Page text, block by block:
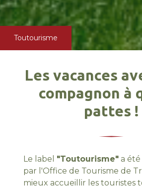
Toutourisme
Les vacances
compagnon à
pattes !
Le label "Toutourisme" a
par l'Office de Tourisme de
mieux accueillir les touristes